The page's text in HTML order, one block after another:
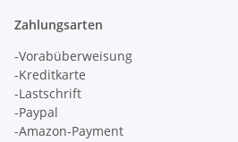
Zahlungsarten
-Vorabüberweisung
-Kreditkarte
-Lastschrift
-Paypal
-Amazon-Payment